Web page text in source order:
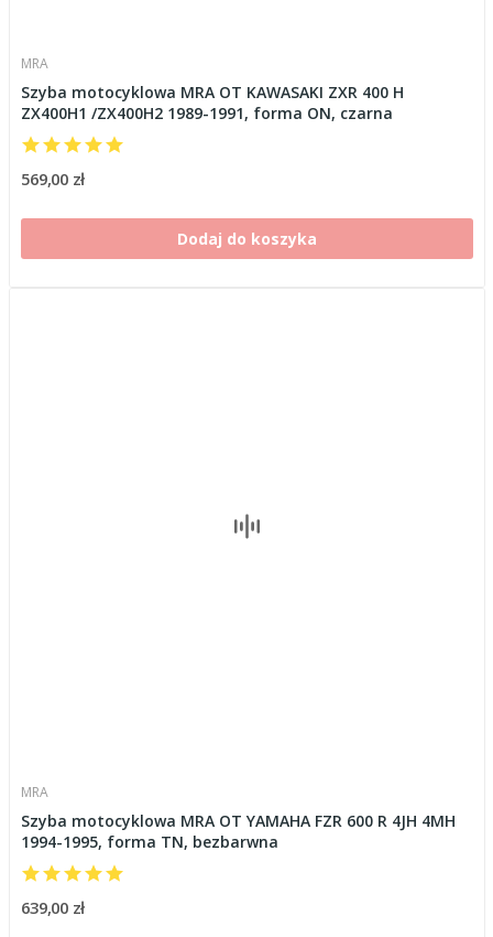
MRA
Szyba motocyklowa MRA OT KAWASAKI ZXR 400 H
ZX400H1 /ZX400H2 1989-1991, forma ON, czarna
569,00 zł
Dodaj do koszyka
MRA
Szyba motocyklowa MRA OT YAMAHA FZR 600 R 4JH 4MH
1994-1995, forma TN, bezbarwna
639,00 zł